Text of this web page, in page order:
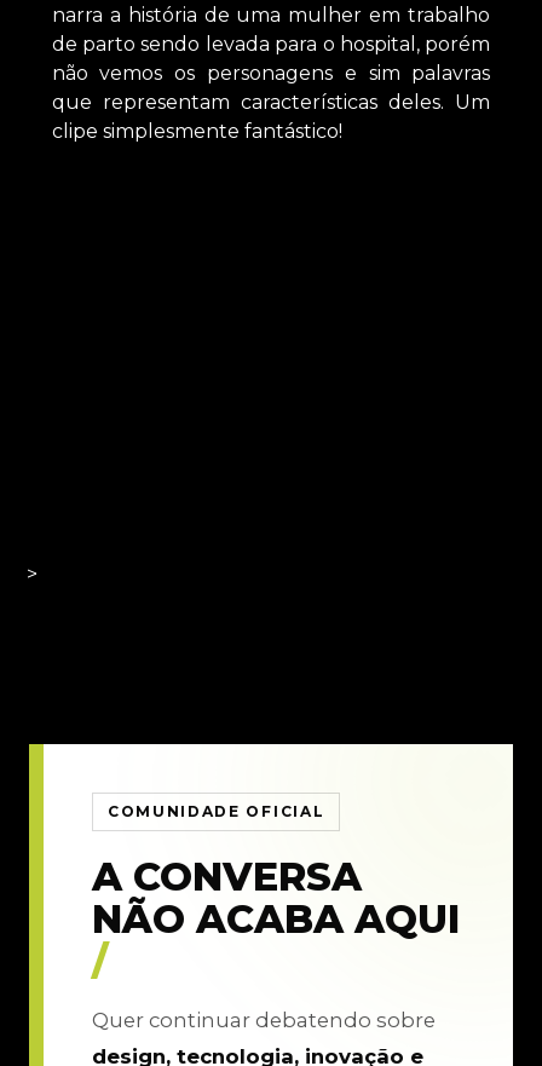
narra a história de uma mulher em trabalho
de parto sendo levada para o hospital, porém
não vemos os personagens e sim palavras
que representam características deles. Um
clipe simplesmente fantástico!
>
COMUNIDADE OFICIAL
A CONVERSA
NÃO ACABA AQUI
/
Quer continuar debatendo sobre
design, tecnologia, inovação e